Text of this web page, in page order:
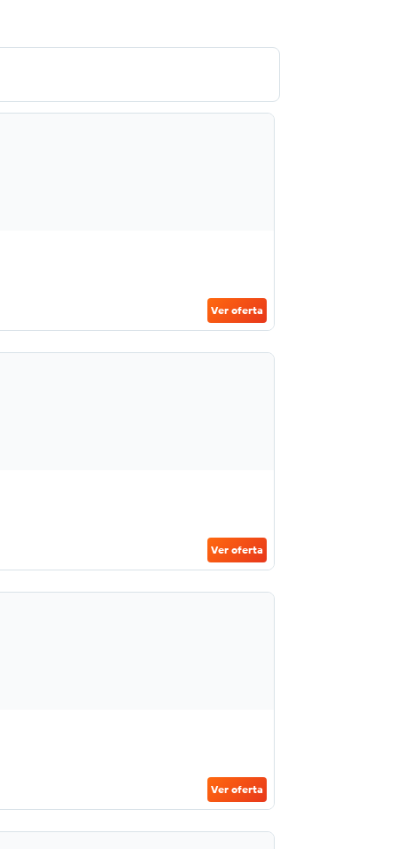
Ver oferta
Ver oferta
Ver oferta